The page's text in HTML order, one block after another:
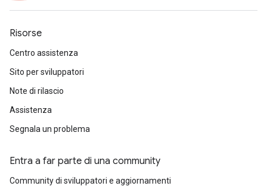
Risorse
Centro assistenza
Sito per sviluppatori
Note di rilascio
Assistenza
Segnala un problema
Entra a far parte di una community
Community di sviluppatori e aggiornamenti